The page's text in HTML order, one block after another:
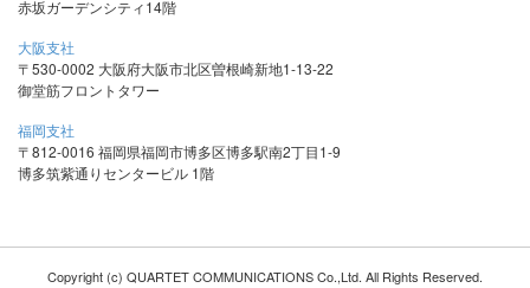
赤坂ガーデンシティ14階
大阪支社
〒530-0002 大阪府大阪市北区曽根崎新地1-13-22
御堂筋フロントタワー
福岡支社
〒812-0016 福岡県福岡市博多区博多駅南2丁目1-9
博多筑紫通りセンタービル 1階
Copyright (c) QUARTET COMMUNICATIONS Co.,Ltd. All Rights Reserved.